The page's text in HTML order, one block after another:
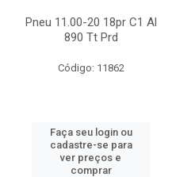
Pneu 11.00-20 18pr C1 Al
890 Tt Prd
Código: 11862
Faça seu login ou
cadastre-se para
ver preços e
comprar